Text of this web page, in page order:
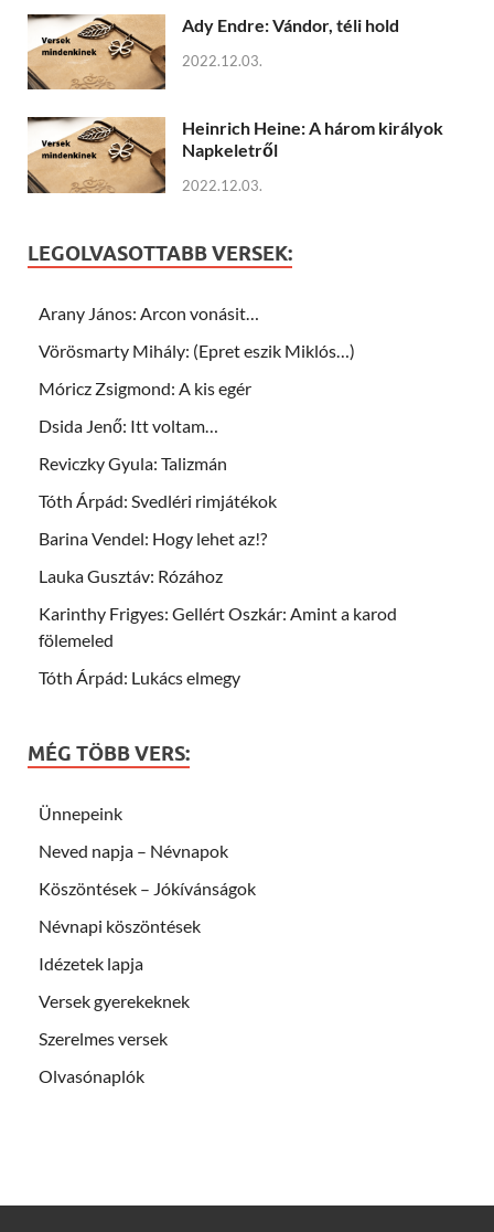
Ady Endre: Vándor, téli hold
2022.12.03.
Heinrich Heine: A három királyok
Napkeletről
2022.12.03.
LEGOLVASOTTABB VERSEK:
Arany János: Arcon vonásit…
Vörösmarty Mihály: (Epret eszik Miklós…)
Móricz Zsigmond: A kis egér
Dsida Jenő: Itt voltam…
Reviczky Gyula: Talizmán
Tóth Árpád: Svedléri rimjátékok
Barina Vendel: Hogy lehet az!?
Lauka Gusztáv: Rózához
Karinthy Frigyes: Gellért Oszkár: Amint a karod
fölemeled
Tóth Árpád: Lukács elmegy
MÉG TÖBB VERS:
Ünnepeink
Neved napja – Névnapok
Köszöntések – Jókívánságok
Névnapi köszöntések
Idézetek lapja
Versek gyerekeknek
Szerelmes versek
Olvasónaplók